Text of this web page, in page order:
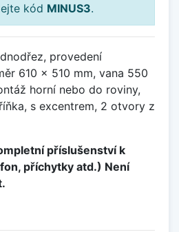
kód MINUS3.
provedení
610 x 510 mm, vana 550
horní nebo do roviny,
s excentrem, 2 otvory z
příslušenství k
příchytky atd.) Není